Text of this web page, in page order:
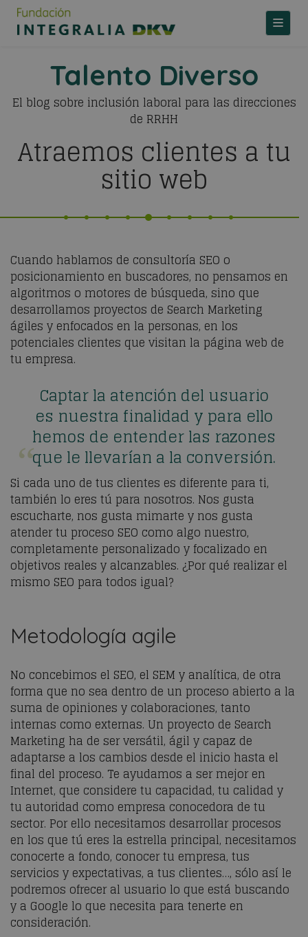
Talento Diverso
El blog sobre inclusión laboral para las direcciones
de RRHH
Atraemos clientes a tu
sitio web
Cuando hablamos de consultoría SEO o
posicionamiento en buscadores, no pensamos en
algoritmos o motores de búsqueda, sino que
desarrollamos proyectos de Search Marketing
ágiles y enfocados en la personas, en los
potenciales clientes que visitan la página web de
tu empresa.
Captar la atención del usuario
es nuestra finalidad y para ello
hemos de entender las razones
que le llevarían a la conversión.
Si cada uno de tus clientes es diferente para ti,
también lo eres tú para nosotros. Nos gusta
escucharte, nos gusta mimarte y nos gusta
atender tu proceso SEO como algo nuestro,
completamente personalizado y focalizado en
objetivos reales y alcanzables. ¿Por qué realizar el
mismo SEO para todos igual?
Metodología agile
No concebimos el SEO, el SEM y analítica, de otra
forma que no sea dentro de un proceso abierto a la
suma de opiniones y colaboraciones, tanto
internas como externas. Un proyecto de Search
Marketing ha de ser versátil, ágil y capaz de
adaptarse a los cambios desde el inicio hasta el
final del proceso. Te ayudamos a ser mejor en
Internet, que considere tu capacidad, tu calidad y
tu autoridad como empresa conocedora de tu
sector. Por ello necesitamos desarrollar procesos
en los que tú eres la estrella principal, necesitamos
conocerte a fondo, conocer tu empresa, tus
servicios y expectativas, a tus clientes…, sólo así le
podremos ofrecer al usuario lo que está buscando
y a Google lo que necesita para tenerte en
consideración.